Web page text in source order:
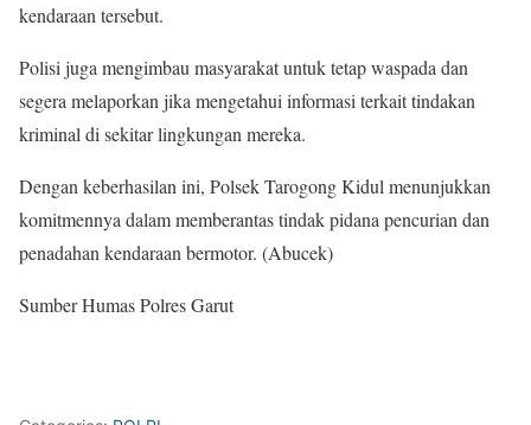
kendaraan tersebut.
Polisi juga mengimbau masyarakat untuk tetap waspada dan
segera melaporkan jika mengetahui informasi terkait tindakan
kriminal di sekitar lingkungan mereka.
Dengan keberhasilan ini, Polsek Tarogong Kidul menunjukkan
komitmennya dalam memberantas tindak pidana pencurian dan
penadahan kendaraan bermotor. (Abucek)
Sumber Humas Polres Garut